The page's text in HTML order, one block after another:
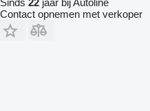
Sinds 22 jaar bij Autoline
Contact opnemen met verkoper